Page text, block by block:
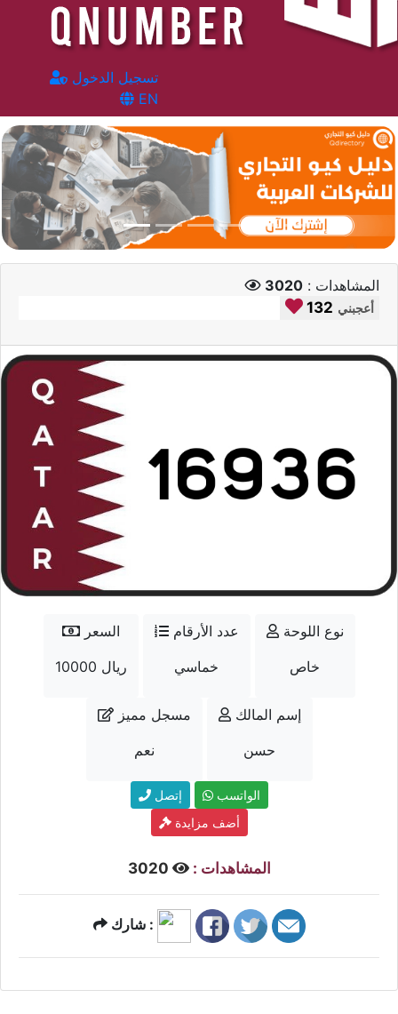
تسجيل الدخول
EN
المشاهدات : 3020
132 أعجبني
السعر
10000 ريال
عدد الأرقام
خماسي
نوع اللوحة
خاص
مسجل مميز
نعم
إسم المالك
حسن
إتصل
الواتسب
أضف مزايدة
المشاهدات :
شارك :